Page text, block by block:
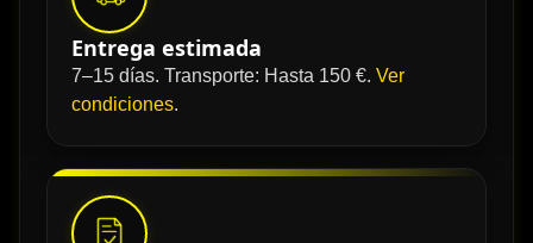
Entrega estimada
7–15 días. Transporte: Hasta 150 €. Ver
condiciones.